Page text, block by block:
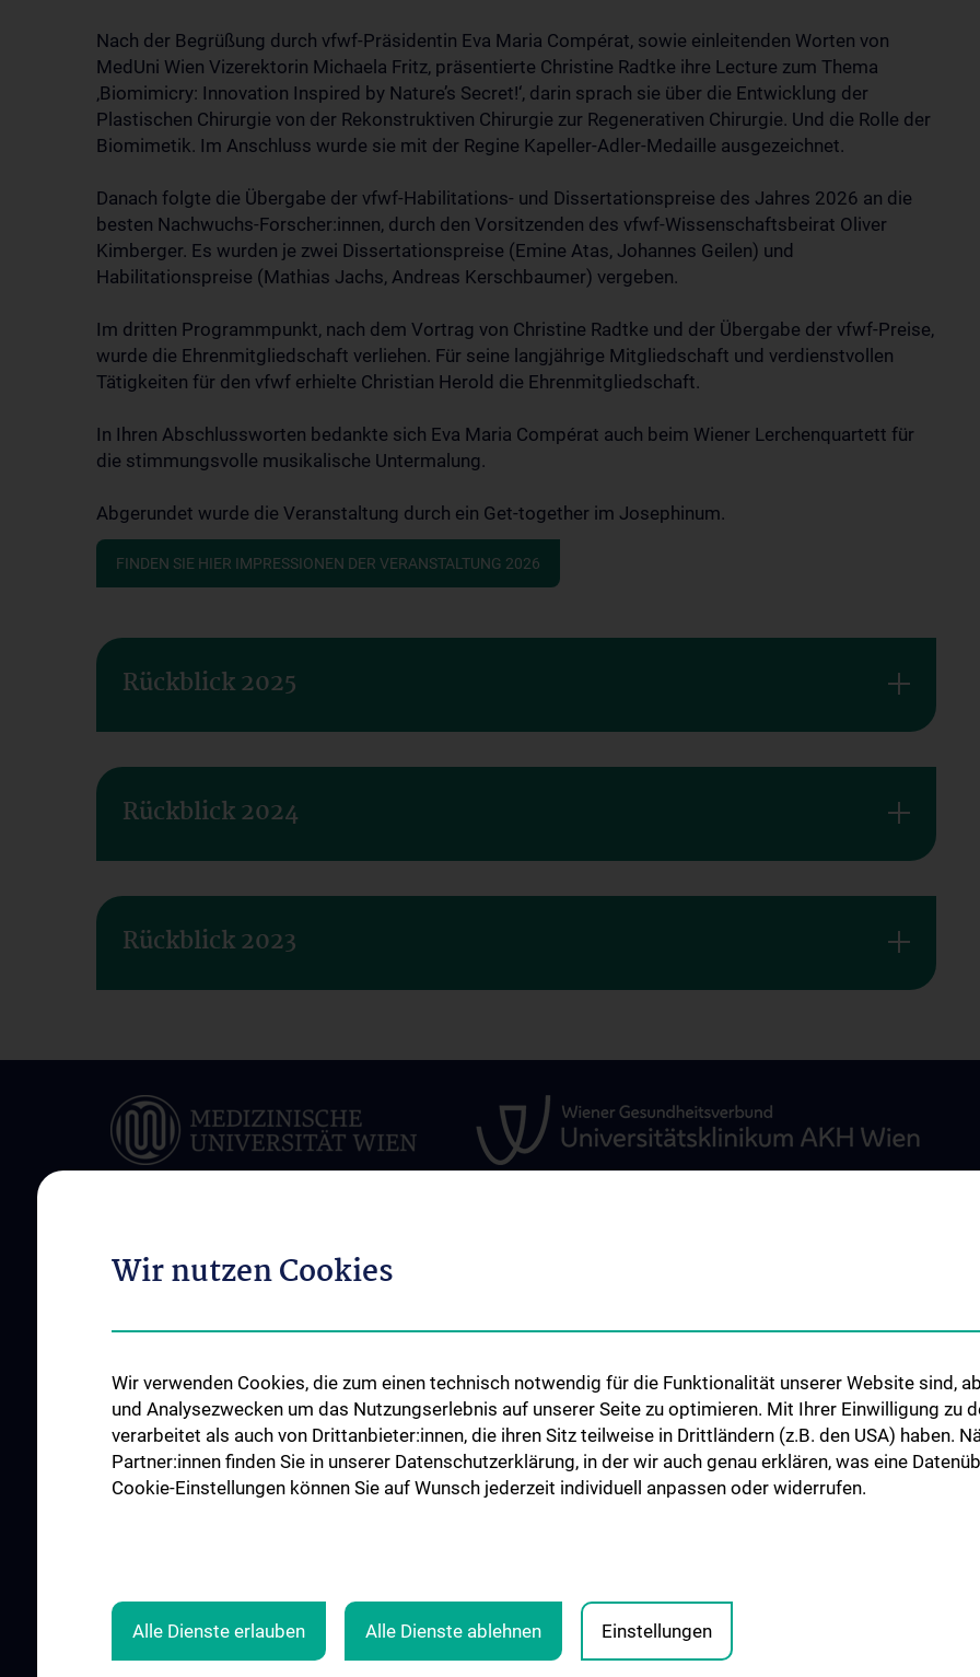
Nach der Begrüßung durch vfwf-Präsidentin Eva Maria Compérat, sowie einleitenden Worten von
MedUni Wien Vizerektorin Michaela Fritz, präsentierte Christine Radtke ihre Lecture zum Thema
‚Biomimicry: Innovation Inspired by Nature’s Secret!‘, darin sprach sie über die Entwicklung der
Plastischen Chirurgie von der Rekonstruktiven Chirurgie zur Regenerativen Chirurgie. Und die Rolle der
Biomimetik. Im Anschluss wurde sie mit der Regine Kapeller-Adler-Medaille ausgezeichnet.
Danach folgte die Übergabe der vfwf-Habilitations- und Dissertationspreise des Jahres 2026 an die
besten Nachwuchs-Forscher:innen, durch den Vorsitzenden des vfwf-Wissenschaftsbeirat Oliver
Kimberger. Es wurden je zwei Dissertationspreise (Emine Atas, Johannes Geilen) und
Habilitationspreise (Mathias Jachs, Andreas Kerschbaumer) vergeben.
Im dritten Programmpunkt, nach dem Vortrag von Christine Radtke und der Übergabe der vfwf-Preise,
wurde die Ehrenmitgliedschaft verliehen. Für seine langjährige Mitgliedschaft und verdienstvollen
Tätigkeiten für den vfwf erhielte Christian Herold die Ehrenmitgliedschaft.
In Ihren Abschlussworten bedankte sich Eva Maria Compérat auch beim Wiener Lerchenquartett für
die stimmungsvolle musikalische Untermalung.
Abgerundet wurde die Veranstaltung durch ein Get-together im Josephinum.
FINDEN SIE HIER IMPRESSIONEN DER VERANSTALTUNG 2026
Rückblick 2025
Rückblick 2024
Rückblick 2023
ÜBER UNS
Vorstand
Statuten
Magazin MedUnique people
Veranstaltungen
MITGLIEDSCHAFT
Fördernde Mitglieder
Habilitationspreis
Wir nutzen Cookies
Wir verwenden Cookies, die zum einen technisch notwendig für die Funktionalität unserer Website sind,
und Analysezwecken um das Nutzungserlebnis auf unserer Seite zu optimieren. Mit Ihrer Einwilligung zu
verarbeitet als auch von Drittanbieter:innen, die ihren Sitz teilweise in Drittländern (z.B. den USA) haben.
Partner:innen finden Sie in unserer Datenschutzerklärung, in der wir auch genau erklären, was eine
Cookie-Einstellungen können Sie auf Wunsch jederzeit individuell anpassen oder widerrufen.
Alle Dienste erlauben Alle Dienste ablehnen Einstellungen